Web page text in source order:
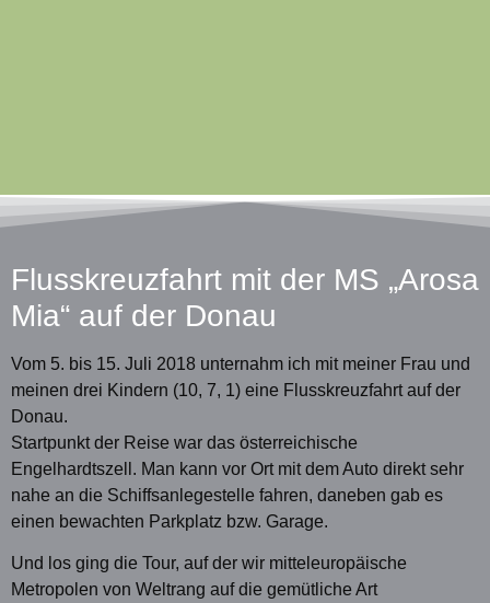
Flusskreuzfahrt mit der MS „Arosa
Mia“ auf der Donau
Vom 5. bis 15. Juli 2018 unternahm ich mit meiner Frau und
meinen drei Kindern (10, 7, 1) eine Flusskreuzfahrt auf der
Donau.
Startpunkt der Reise war das österreichische
Engelhardtszell. Man kann vor Ort mit dem Auto direkt sehr
nahe an die Schiffsanlegestelle fahren, daneben gab es
einen bewachten Parkplatz bzw. Garage.
Und los ging die Tour, auf der wir mitteleuropäische
Metropolen von Weltrang auf die gemütliche Art